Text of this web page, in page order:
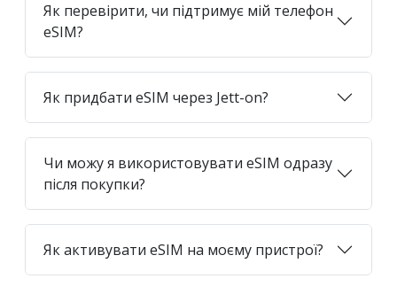
Як перевірити, чи підтримує мій телефон
eSIM?
Як придбати eSIM через Jett-on?
Чи можу я використовувати eSIM одразу
після покупки?
Як активувати eSIM на моєму пристрої?